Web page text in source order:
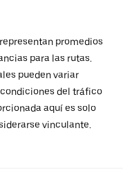
promedios
para las rutas.
pueden variar
del tráfico
aquí es solo
vinculante.